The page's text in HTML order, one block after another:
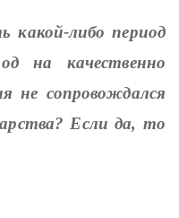
какой-либо период
на качественно
не сопровождался
Если да, то